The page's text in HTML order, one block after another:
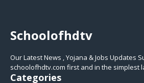
Schoolofhdtv
Our Latest News , Yojana & Jobs Updates
schoolofhdtv.com first and in the simplest
Categories